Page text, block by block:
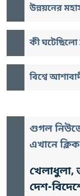
উন্নয়নের
কী ঘটেছিলো
বিশ্বে
গুগল
এখানে
খেলাধুলা,
দেশ-